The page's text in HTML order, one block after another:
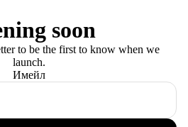
soon
to be the first to know when we
launch.
Имейл